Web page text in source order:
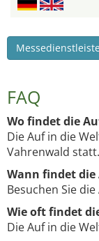
FAQ
Wo findet die
Die Auf in die
Vahrenwald statt.
Wann findet
Besuchen Sie
Wie oft findet
Die Auf in die